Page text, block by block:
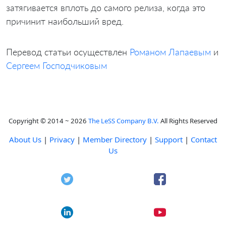
затягивается вплоть до самого релиза, когда это
причинит наибольший вред.
Перевод статьи осуществлен Романом Лапаевым и
Сергеем Господчиковым
Copyright © 2014 ~ 2026 The LeSS Company B.V. All Rights Reserved
About Us | Privacy | Member Directory | Support | Contact
Us